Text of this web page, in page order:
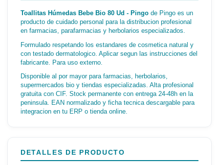
Toallitas Húmedas Bebe Bio 80 Ud - Pingo de Pingo es un
producto de cuidado personal para la distribucion profesional
en farmacias, parafarmacias y herbolarios especializados.
Formulado respetando los estandares de cosmetica natural y
con testado dermatologico. Aplicar segun las instrucciones del
fabricante. Para uso externo.
Disponible al por mayor para farmacias, herbolarios,
supermercados bio y tiendas especializadas. Alta profesional
gratuita con CIF. Stock permanente con entrega 24-48h en la
peninsula. EAN normalizado y ficha tecnica descargable para
integracion en tu ERP o tienda online.
DETALLES DE PRODUCTO